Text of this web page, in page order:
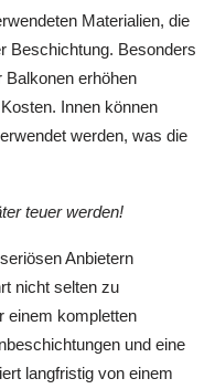
Materialien, die
Beschichtung. Besonders
Balkonen erhöhen
Innen können
werden, was die
teuer werden!
Anbietern
nicht selten zu
einem kompletten
und eine
langfristig von einem